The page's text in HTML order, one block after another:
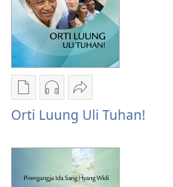
Pilian
ngunduh
digital
Luung
Pilihan
unduhan
rekaman
audio
Orti
Luung
Bagiang
Orti
Uli
Tuhan!
Orti Luung Uli Tuhan!